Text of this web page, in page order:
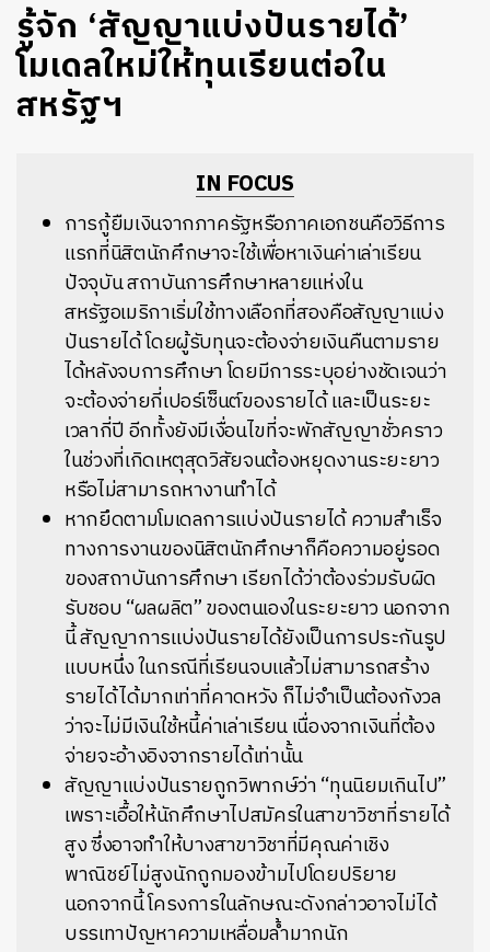
รู้จัก ‘สัญญาแบ่งปันรายได้’
โมเดลใหม่ให้ทุนเรียนต่อใน
สหรัฐฯ
IN FOCUS
การกู้ยืมเงินจากภาครัฐหรือภาคเอกชนคือวิธีการ
แรกที่นิสิตนักศึกษาจะใช้เพื่อหาเงินค่าเล่าเรียน
ปัจจุบัน สถาบันการศึกษาหลายแห่งใน
สหรัฐอเมริกาเริ่มใช้ทางเลือกที่สองคือสัญญาแบ่ง
ปันรายได้ โดยผู้รับทุนจะต้องจ่ายเงินคืนตามราย
ได้หลังจบการศึกษา โดยมีการระบุอย่างชัดเจนว่า
จะต้องจ่ายกี่เปอร์เซ็นต์ของรายได้ และเป็นระยะ
เวลากี่ปี อีกทั้งยังมีเงื่อนไขที่จะพักสัญญาชั่วคราว
ในช่วงที่เกิดเหตุสุดวิสัยจนต้องหยุดงานระยะยาว
หรือไม่สามารถหางานทำได้
หากยึดตามโมเดลการแบ่งปันรายได้ ความสำเร็จ
ทางการงานของนิสิตนักศึกษาก็คือความอยู่รอด
ของสถาบันการศึกษา เรียกได้ว่าต้องร่วมรับผิด
รับชอบ “ผลผลิต” ของตนเองในระยะยาว นอกจาก
นี้ สัญญาการแบ่งปันรายได้ยังเป็นการประกันรูป
แบบหนึ่ง ในกรณีที่เรียนจบแล้วไม่สามารถสร้าง
รายได้ได้มากเท่าที่คาดหวัง ก็ไม่จำเป็นต้องกังวล
ว่าจะไม่มีเงินใช้หนี้ค่าเล่าเรียน เนื่องจากเงินที่ต้อง
จ่ายจะอ้างอิงจากรายได้เท่านั้น
สัญญาแบ่งปันรายถูกวิพากษ์ว่า “ทุนนิยมเกินไป”
เพราะเอื้อให้นักศึกษาไปสมัครในสาขาวิชาที่รายได้
สูง ซึ่งอาจทำให้บางสาขาวิชาที่มีคุณค่าเชิง
พาณิชย์ไม่สูงนักถูกมองข้ามไปโดยปริยาย
นอกจากนี้ โครงการในลักษณะดังกล่าวอาจไม่ได้
บรรเทาปัญหาความเหลื่อมล้ำมากนัก